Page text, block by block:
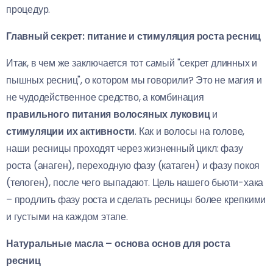
процедур.
Главный секрет: питание и стимуляция роста ресниц
Итак, в чем же заключается тот самый "секрет длинных и
пышных ресниц", о котором мы говорили? Это не магия и
не чудодейственное средство, а комбинация
правильного питания волосяных луковици
стимуляции их активности. Как и волосы на голове,
наши ресницы проходят через жизненный цикл: фазу
роста (анаген), переходную фазу (катаген) и фазу покоя
(телоген), после чего выпадают. Цель нашего бьюти-хака
– продлить фазу роста и сделать ресницы более крепкими
и густыми на каждом этапе.
Натуральные масла – основа основ для роста
ресниц